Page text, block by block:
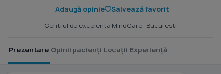
Adaugă opinie
Salvează favorit
Centrul de excelenta MindCare · Bucuresti
Prezentare Opinii pacienți Locații Experiență